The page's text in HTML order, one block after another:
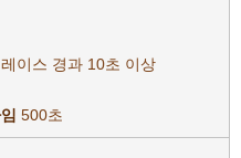
이스 경과 10초 이상
500초